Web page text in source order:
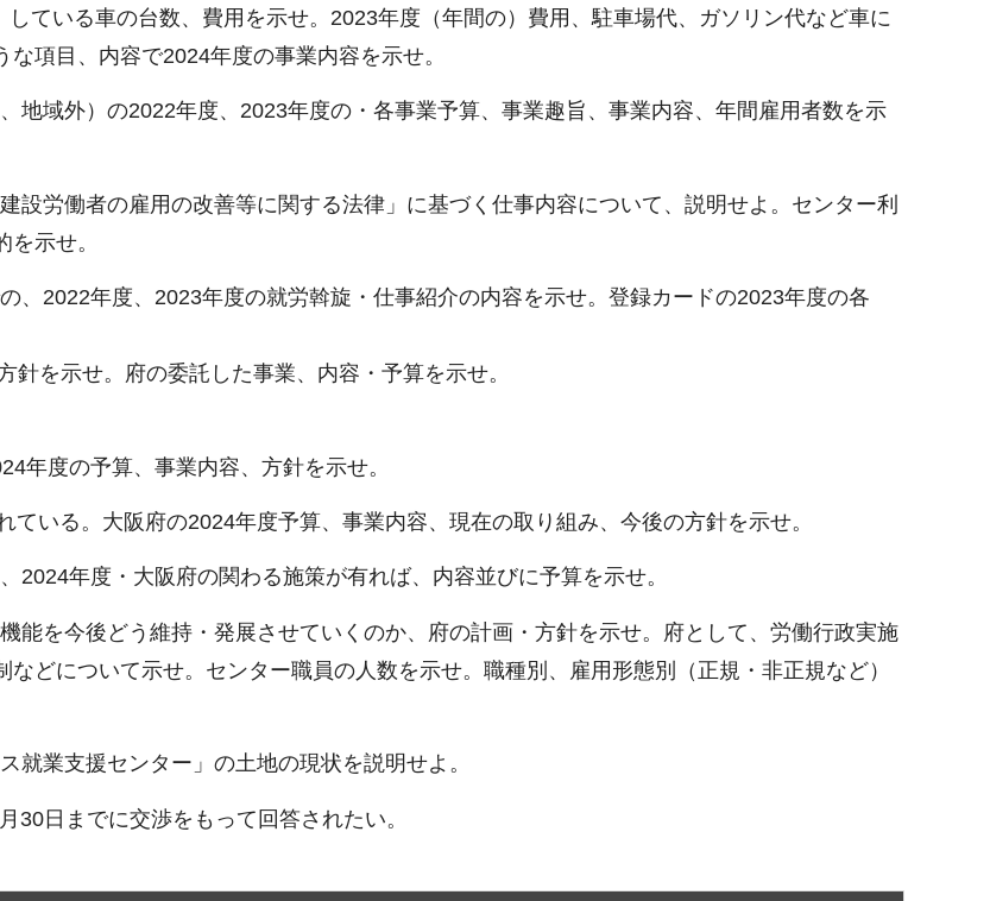
ている車の台数、費用を示せ。2023年度（年間の）費用、駐車場代、ガソリン代など車に
項目、内容で2024年度の事業内容を示せ。
地域外）の2022年度、2023年度の・各事業予算、事業趣旨、事業内容、年間雇用者数を示
設労働者の雇用の改善等に関する法律」に基づく仕事内容について、説明せよ。センター利
示せ。
、2022年度、2023年度の就労斡旋・仕事紹介の内容を示せ。登録カードの2023年度の各
針を示せ。府の委託した事業、内容・予算を示せ。
年度の予算、事業内容、方針を示せ。
いる。大阪府の2024年度予算、事業内容、現在の取り組み、今後の方針を示せ。
年度・大阪府の関わる施策が有れば、内容並びに予算を示せ。
能を今後どう維持・発展させていくのか、府の計画・方針を示せ。府として、労働行政実施
どについて示せ。センター職員の人数を示せ。職種別、雇用形態別（正規・非正規など）
就業支援センター」の土地の現状を説明せよ。
30日までに交渉をもって回答されたい。